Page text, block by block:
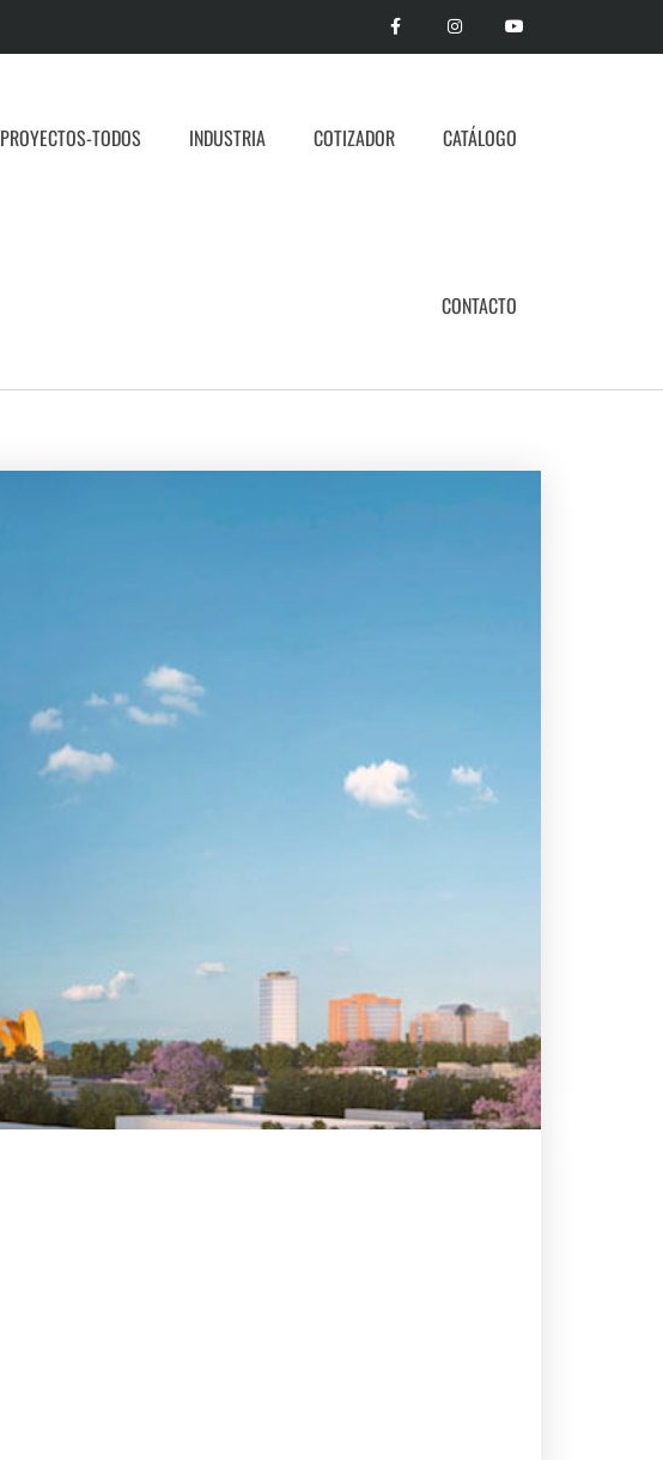
PROYECTOS-TODOS INDUSTRIA COTIZADOR CATÁLOGO
CONTACTO